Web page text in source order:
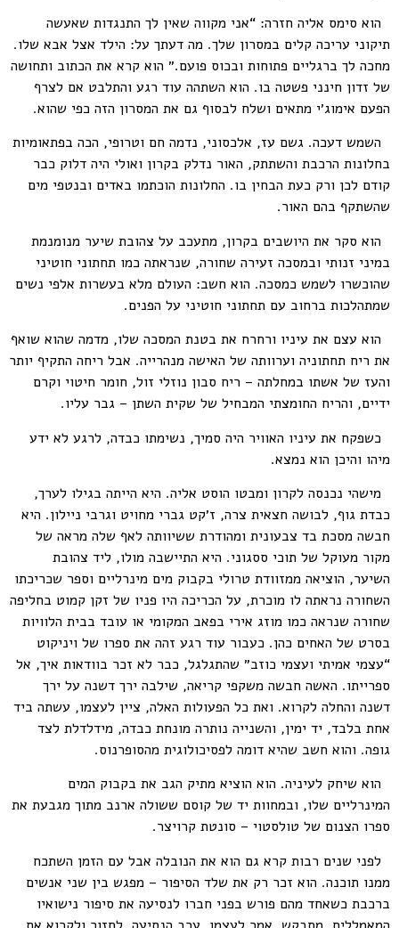
הוא סימס אליה חזרה: “אני מקווה שאין לך התנגדות שאעשה
תיקוני עריכה קלים במסרון שלך. מה דעתך על: הילד אצל אבא שלו.
מחכה לך ברגליים פתוחות ובכוס פועם.״ הוא קרא את הכתוב ותחושה
של זדון חינני פשטה בו. הוא השתהה עוד רגע והתלבט אם לצרף
הפעם אימוג׳י מתאים ושלח לבסוף גם את המסרון הזה כפי שהוא.
השמש דעכה. גשם עז, אלכסוני, נדמה חם וטרופי, הכה בפתאומיות
בחלונות הרכבת והשתתק, האור נדלק בקרון ואולי היה דלוק כבר
קודם לכן ורק כעת הבחין בו. החלונות הוכתמו באדים ובנטפי מים
שהשתקף בהם האור.
הוא סקר את היושבים בקרון, מתעכב על צהובת שיער מנומנמת
במיני זנותי ובמסכה זעירה שחורה, שנראתה כמו תחתוני חוטיני
שהוכשרו לשמש כמסכה. הוא חשב: העולם מלא בעשרות אלפי נשים
שמתהלכות ברחוב עם תחתוני חוטיני על הפנים.
הוא עצם את עיניו ורחרח את בטנת המסכה שלו, מדמה שהוא שואף
את ריח תחתוניה וערוותה של האישה מנהרייה. אבל ריחה התקיף יותר
והעז של אשתו במחלתה – ריח סבון נוזלי זול, חומר חיטוי וקרם
ידיים, והריח החומצתי המבחיל של שקית השתן – גבר עליו.
כשפקח את עיניו האוויר היה סמיך, נשימתו כבדה, לרגע לא ידע
מיהו והיכן הוא נמצא.
מישהי נכנסה לקרון ומבטו הוסט אליה. היא הייתה בגילו לערך,
כבדת גוף, לבושה חצאית צרה, ז׳קט גברי מחויט וגרבי ניילון. היא
חבשה מסכת בד צבעונית ומהודרת ששיוותה לאף שלה מראה של
מקור מעוקל של תוכי ססגוני. היא התיישבה מולו, ליד צהובת
השיער, הוציאה ממזוודת טרולי בקבוק מים מינרליים וספר שכריכתו
השחורה נראתה לו מוכרת, על הכריכה היו פניו של זקן קמוט בחליפה
שחורה שנראה כמו מוזג אירי בפאב המקומי או עובד בבית הלוויות
בסרט של האחים כהן. כעבור עוד רגע זהה את ספרו של ויניקוט
“עצמי אמיתי ועצמי כוזב״ שהתגלגל, כבר לא זכר בוודאות איך, אל
ספרייתו. האשה חבשה משקפי קריאה, שילבה ירך דשנה על ירך
דשנה והחלה לקרוא. ואת כל הפעולות האלה, ציין לעצמו, עשתה ביד
אחת בלבד, יד ימין, והשנייה נותרה מונחת כבדה, מידלדלת לצד
גופה. והוא חשב שהיא דומה לפסיכולוגית מהסופרנוס.
הוא שיחק לעיניה. הוא הוציא מתיק הגב את בקבוק המים
המינרליים שלו, ובמחוות יד של קוסם ששולה ארנב מתוך מגבעת את
ספרו הצנום של טולסטוי – סונטת קרויצר.
לפני שנים רבות קרא גם הוא את הנובלה אבל עם הזמן השתכח
ממנו תוכנה. הוא זכר רק את שלד הסיפור – מפגש בין שני אנשים
ברכבת כשאחד מהם פורש בפני חברו לנסיעה את סיפור נישואיו